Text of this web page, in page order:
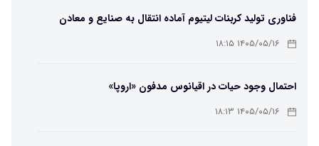
فناوری تولید کربنات لیتیوم آماده انتقال به صنایع و معادن
است۱۴۰۵/۰۵/۱۶ ۱۸:۱۵
احتمال وجود حیات در اقیانوس مدفون «اروپا»
۱۴۰۵/۰۵/۱۶ ۱۸:۱۳